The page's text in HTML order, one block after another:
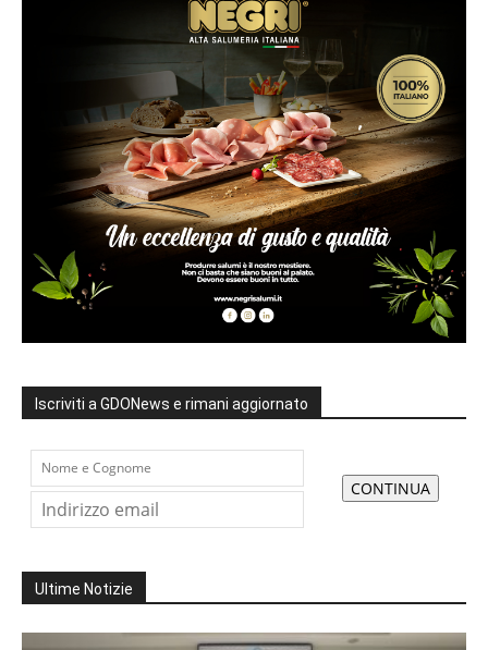
Iscriviti a GDONews e rimani aggiornato
Ultime Notizie